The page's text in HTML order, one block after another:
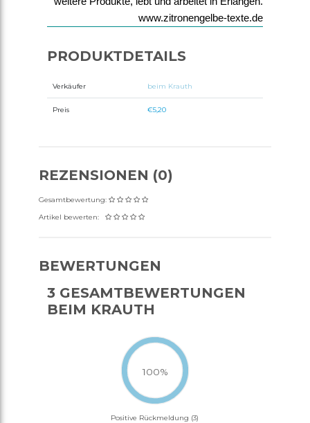
www.zitronengelbe-texte.de
PRODUKTDETAILS
Verkäufer beim Krauth
Preis €5,20
REZENSIONEN (0)
Gesamtbewertung:
Artikel bewerten:
BEWERTUNGEN
3 GESAMTBEWERTUNGEN
BEIM KRAUTH
100%
Positive Rückmeldung (3)